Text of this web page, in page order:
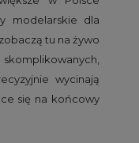
modelarskie dla
tu na żywo
wycinają
się na końcowy